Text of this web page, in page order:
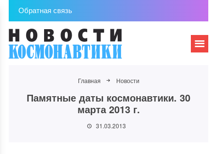
Обратная связь
Главная Новости
Памятные даты космонавтики. 30
марта 2013 г.
31.03.2013